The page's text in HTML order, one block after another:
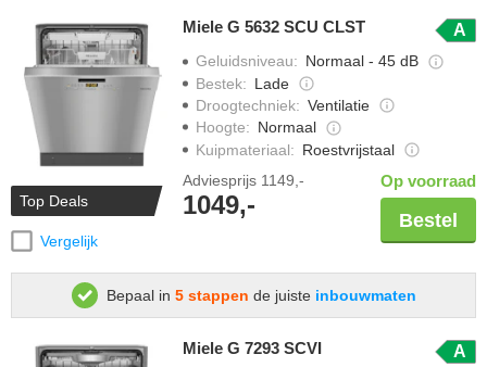
Top Deals
Vergelijk
Miele G 5632 SCU CLST A
Geluidsniveau: Normaal - 45 dB
Bestek: Lade
Droogtechniek: Ventilatie
Hoogte: Normaal
Kuipmateriaal: Roestvrijstaal
Adviesprijs 1149,-
1049,-
Op voorraad
Bestel
Bepaal in 5 stappen de juiste inbouwmaten
Miele G 7293 SCVI A